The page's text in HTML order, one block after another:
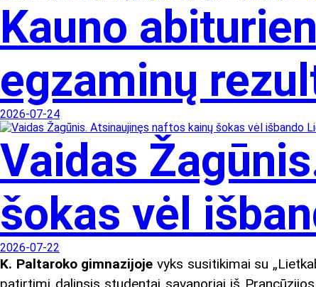
Kauno
egzaminų
2026-07-24
Vaidas
šokas vėl
2026-07-22
K. Paltaroko gimnazijoje vyks susitikimai su